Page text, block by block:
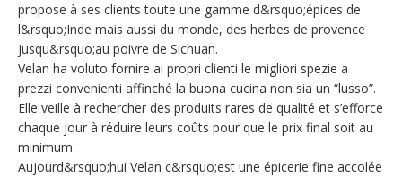
propose à ses clients toute une gamme d&rsquo;épices de
l&rsquo;Inde mais aussi du monde, des herbes de provence
jusqu&rsquo;au poivre de Sichuan.
Velan ha voluto fornire ai propri clienti le migliori spezie a
prezzi convenienti affinché la buona cucina non sia un “lusso”.
Elle veille à rechercher des produits rares de qualité et s’efforce
chaque jour à réduire leurs coûts pour que le prix final soit au
minimum.
Aujourd&rsquo;hui Velan c&rsquo;est une épicerie fine accolée